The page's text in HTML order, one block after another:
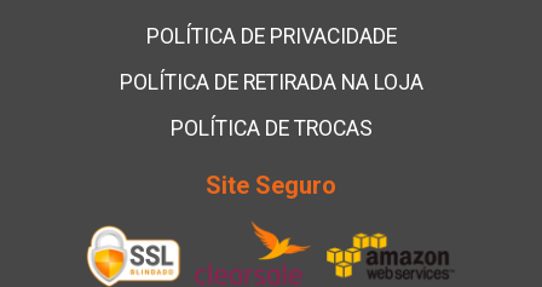
POLÍTICA DE PRIVACIDADE
POLÍTICA DE RETIRADA NA LOJA
POLÍTICA DE TROCAS
Site Seguro